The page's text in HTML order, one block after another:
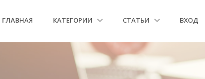
ГЛАВНАЯ КАТЕГОРИИ СТАТЬИ ВХОД